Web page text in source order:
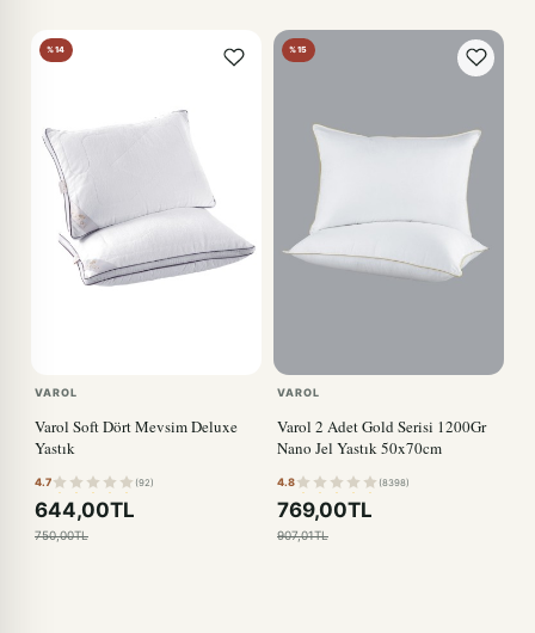
%14
VAROL
Varol Soft Dört Mevsim Deluxe
Yastık
4.7 (92)
644,00TL
750,00TL
%15
VAROL
Varol 2 Adet Gold Serisi 1200Gr
Nano Jel Yastık 50x70cm
4.8 (8398)
769,00TL
907,01TL